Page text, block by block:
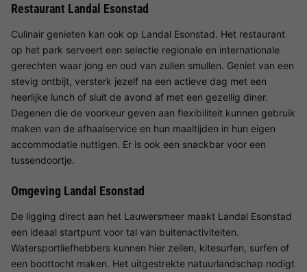
Restaurant Landal Esonstad
Culinair genieten kan ook op Landal Esonstad. Het restaurant
op het park serveert een selectie regionale en internationale
gerechten waar jong en oud van zullen smullen. Geniet van een
stevig ontbijt, versterk jezelf na een actieve dag met een
heerlijke lunch of sluit de avond af met een gezellig diner.
Degenen die de voorkeur geven aan flexibiliteit kunnen gebruik
maken van de afhaalservice en hun maaltijden in hun eigen
accommodatie nuttigen. Er is ook een snackbar voor een
tussendoortje.
Omgeving Landal Esonstad
De ligging direct aan het Lauwersmeer maakt Landal Esonstad
een ideaal startpunt voor tal van buitenactiviteiten.
Watersportliefhebbers kunnen hier zeilen, kitesurfen, surfen of
een boottocht maken. Het uitgestrekte natuurlandschap nodigt